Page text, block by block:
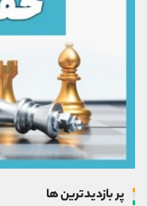
پر بازدیدترین ها